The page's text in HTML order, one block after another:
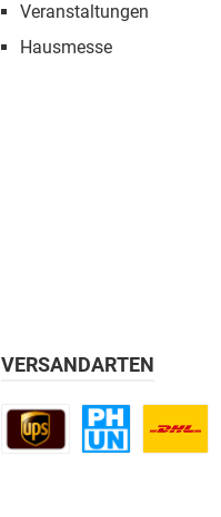
Veranstaltungen
Hausmesse
VERSANDARTEN